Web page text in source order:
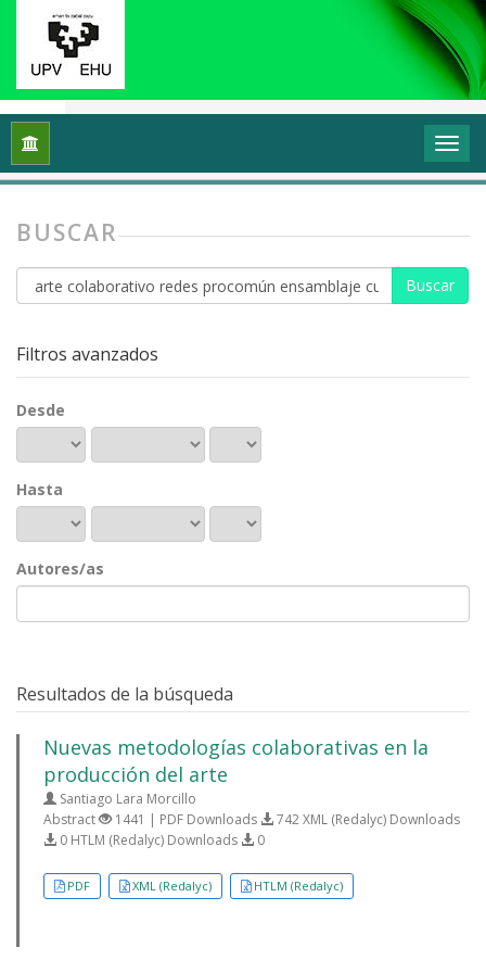
Inicio
BUSCAR
Buscar
artículos
Filtros avanzados
Desde
Hasta
Autores/as
Resultados de la búsqueda
Nuevas metodologías colaborativas en la
producción del arte
Santiago Lara Morcillo
Abstract
1441 | PDF Downloads
742 XML (Redalyc) Downloads
0 HTLM (Redalyc) Downloads
0
PDF XML (Redalyc) HTLM (Redalyc)